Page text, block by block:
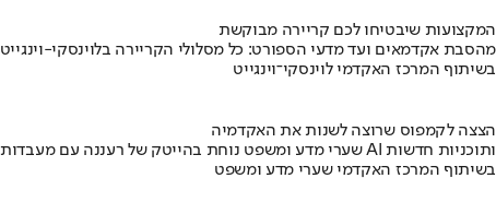
המקצועות שיבטיחו לכם קריירה מבוקשת
מהסבת אקדמאים ועד מדעי הספורט: כל מסלולי הקריירה בלוינסקי-וינגייט
בשיתוף המרכז האקדמי לוינסקי־וינגייט
הצצה לקמפוס שרוצה לשנות את האקדמיה
שערי מדע ומשפט נוחת בהייטק של רעננה עם מעבדות AI ותוכניות חדשות
בשיתוף המרכז האקדמי שערי מדע ומשפט